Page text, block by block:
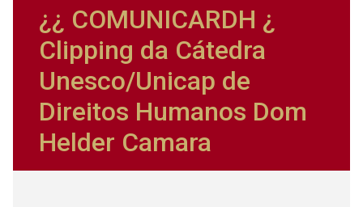
¿¿ COMUNICARDH ¿
Clipping da Cátedra
Unesco/Unicap de
Direitos Humanos Dom
Helder Camara